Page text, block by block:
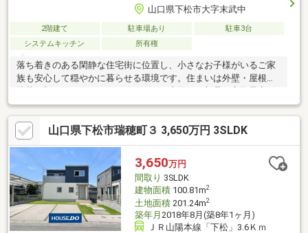
山口県下松市大字末武中
2階建て 駐車場あり
駐車3台
システムキッチン
所有権
落ち着きのある閑静な住宅街に位置し、小さなお子様がいるご家
族も安心して穏やかに暮らせる環境です。住まいは外壁・屋根の
ピカピカの設備で気持ちよく新生活をスタートしていただけま
す。間取りは全室6帖以上のゆとりある4LDK。それぞれのプライ
ベート空間をしっかり確保でき、家具を置いてもゆったり過ごせ
ます。「静かな環境で、綺麗で広さもある家に住みたい」そんな
願いを叶える快適なマイホームです。
山口県下松市瑞穂町３ 3,650万円 3SLDK
3,650万円
間取り 3SLDK
建物面積100.81m2
土地面積201.24m2
築年月 2018年8月(築8年1ヶ月)
ＪＲ山陽本線「下松」3.6Ｋｍ